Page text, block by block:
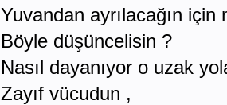
Yuvandan ayrılacağın için
Böyle düşüncelisin ?
Nasıl dayanıyor o uzak
Zayıf vücudun ,